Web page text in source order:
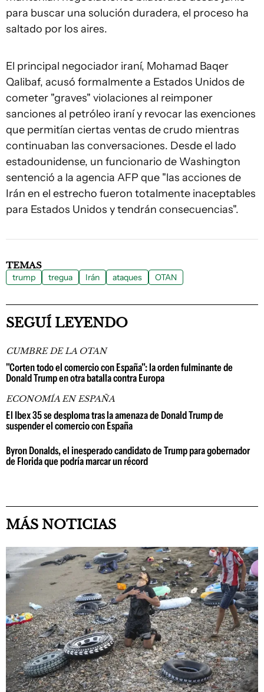
para buscar una solución duradera, el proceso ha
saltado por los aires.
El principal negociador iraní, Mohamad Baqer
Qalibaf, acusó formalmente a Estados Unidos de
cometer "graves" violaciones al reimponer
sanciones al petróleo iraní y revocar las exenciones
que permitían ciertas ventas de crudo mientras
continuaban las conversaciones. Desde el lado
estadounidense, un funcionario de Washington
sentenció a la agencia AFP que "las acciones de
Irán en el estrecho fueron totalmente inaceptables
para Estados Unidos y tendrán consecuencias".
TEMAS
trump tregua Irán ataques OTAN
SEGUÍ LEYENDO
CUMBRE DE LA OTAN
"Corten todo el comercio con España": la orden fulminante de
Donald Trump en otra batalla contra Europa
ECONOMÍA EN ESPAÑA
El Ibex 35 se desploma tras la amenaza de Donald Trump de
suspender el comercio con España
Byron Donalds, el inesperado candidato de Trump para gobernador
de Florida que podría marcar un récord
MÁS NOTICIAS